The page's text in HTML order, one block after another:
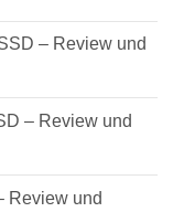
– Review und
– Review und
Review und